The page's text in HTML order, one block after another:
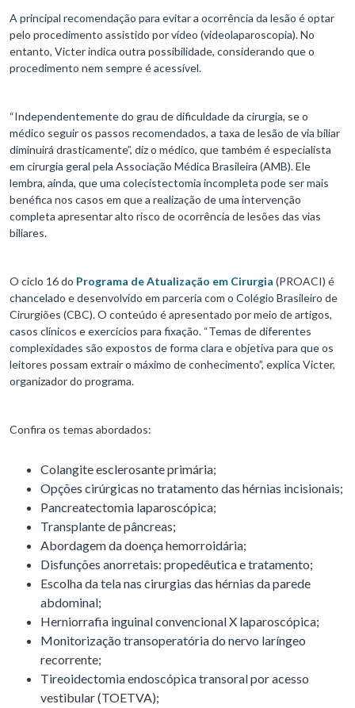
A principal recomendação para evitar a ocorrência da lesão é optar
pelo procedimento assistido por vídeo (videolaparoscopia). No
entanto, Victer indica outra possibilidade, considerando que o
procedimento nem sempre é acessível.
“Independentemente do grau de dificuldade da cirurgia, se o
médico seguir os passos recomendados, a taxa de lesão de via biliar
diminuirá drasticamente”, diz o médico, que também é especialista
em cirurgia geral pela Associação Médica Brasileira (AMB). Ele
lembra, ainda, que uma colecistectomia incompleta pode ser mais
benéfica nos casos em que a realização de uma intervenção
completa apresentar alto risco de ocorrência de lesões das vias
biliares.
O ciclo 16 do Programa de Atualização em Cirurgia (PROACI) é
chancelado e desenvolvido em parceria com o Colégio Brasileiro de
Cirurgiões (CBC). O conteúdo é apresentado por meio de artigos,
casos clínicos e exercícios para fixação. “Temas de diferentes
complexidades são expostos de forma clara e objetiva para que os
leitores possam extrair o máximo de conhecimento”, explica Victer,
organizador do programa.
Confira os temas abordados:
Colangite esclerosante primária;
Opções cirúrgicas no tratamento das hérnias incisionais;
Pancreatectomia laparoscópica;
Transplante de pâncreas;
Abordagem da doença hemorroidária;
Disfunções anorretais: propedêutica e tratamento;
Escolha da tela nas cirurgias das hérnias da parede
abdominal;
Herniorrafia inguinal convencional X laparoscópica;
Monitorização transoperatória do nervo laríngeo
recorrente;
Tireoidectomia endoscópica transoral por acesso
vestibular (TOETVA);